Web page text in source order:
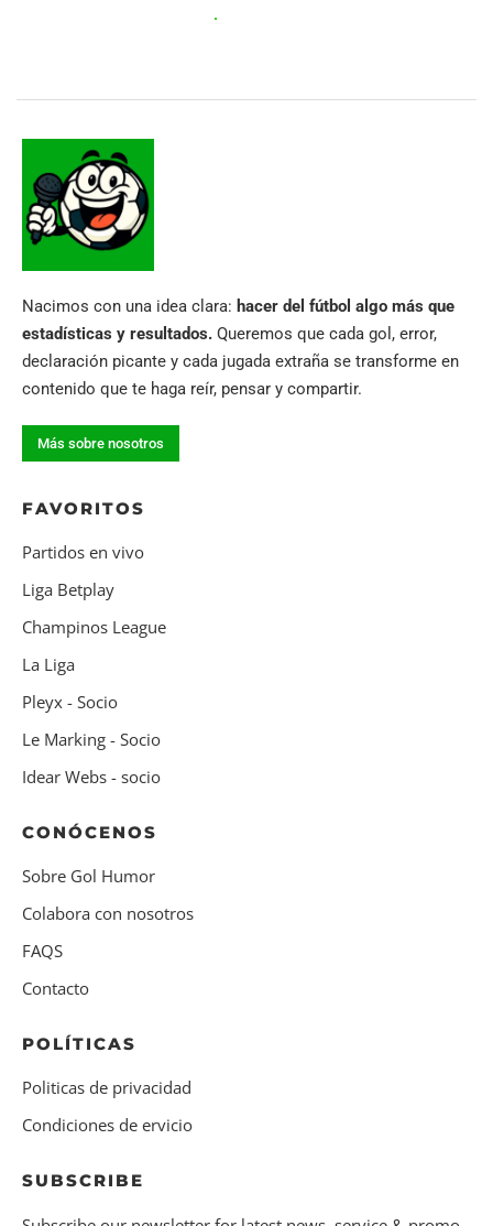
Nacimos con una idea clara: hacer del fútbol algo más que
estadísticas y resultados. Queremos que cada gol, error,
declaración picante y cada jugada extraña se transforme en
contenido que te haga reír, pensar y compartir.
Más sobre nosotros
FAVORITOS
Partidos en vivo
Liga Betplay
Champinos League
La Liga
Pleyx - Socio
Le Marking - Socio
Idear Webs - socio
CONÓCENOS
Sobre Gol Humor
Colabora con nosotros
FAQS
Contacto
POLÍTICAS
Politicas de privacidad
Condiciones de ervicio
SUBSCRIBE